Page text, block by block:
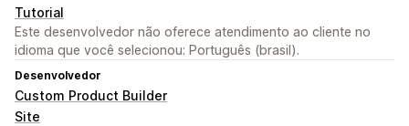
Tutorial
Este desenvolvedor não oferece atendimento ao cliente no
idioma que você selecionou: Português (brasil).
Desenvolvedor
Custom Product Builder
Site